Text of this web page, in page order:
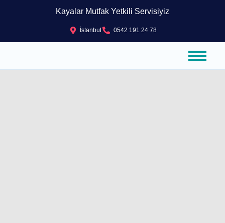
Kayalar Mutfak Yetkili Servisiyiz
İstanbul 0542 191 24 78